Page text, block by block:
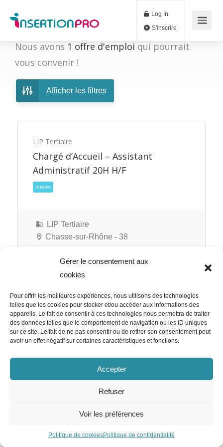
Gérer le consentement aux
cookies
Pour offrir les meilleures expériences, nous utilisons des technologies
telles que les cookies pour stocker et/ou accéder aux informations des
appareils. Le fait de consentir à ces technologies nous permettra de traiter
des données telles que le comportement de navigation ou les ID uniques
sur ce site. Le fait de ne pas consentir ou de retirer son consentement peut
avoir un effet négatif sur certaines caractéristiques et fonctions.
Accepter
Refuser
Voir les préférences
Politique de cookiesPolitique de confidentialité
Log In
Nous avons 1 offre d'emploi qui pourrait
vous convenir !
Afficher les filtres
LIP Tertiaire
Chargé d’Accueil – Assistant
Administratif 20H H/F
Intérim
LIP Tertiaire
Chasse-sur-Rhône - 38